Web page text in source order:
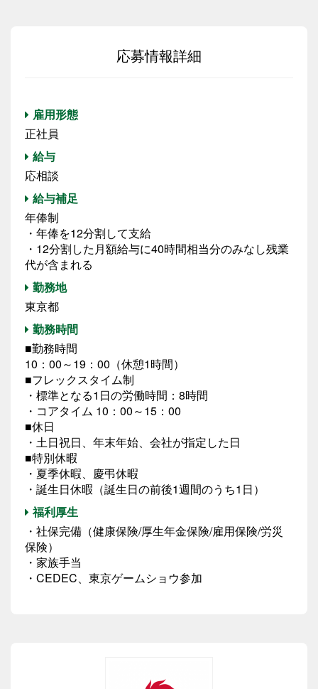
応募情報詳細
雇用形態
正社員
給与
応相談
給与補足
年俸制
・年俸を12分割して支給
・12分割した月額給与に40時間相当分のみなし残業
代が含まれる
勤務地
東京都
勤務時間
■勤務時間
10：00～19：00（休憩1時間）
■フレックスタイム制
・標準となる1日の労働時間：8時間
・コアタイム 10：00～15：00
■休日
・土日祝日、年末年始、会社が指定した日
■特別休暇
・夏季休暇、慶弔休暇
・誕生日休暇（誕生日の前後1週間のうち1日）
福利厚生
・社保完備（健康保険/厚生年金保険/雇用保険/労災
保険）
・家族手当
・CEDEC、東京ゲームショウ参加